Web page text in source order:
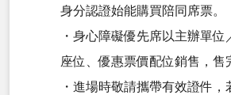
身分認證始能購買陪同席票。
・身心障礙優先席以主辦單位
座位、優惠票價配位銷售，售
・進場時敬請攜帶有效證件